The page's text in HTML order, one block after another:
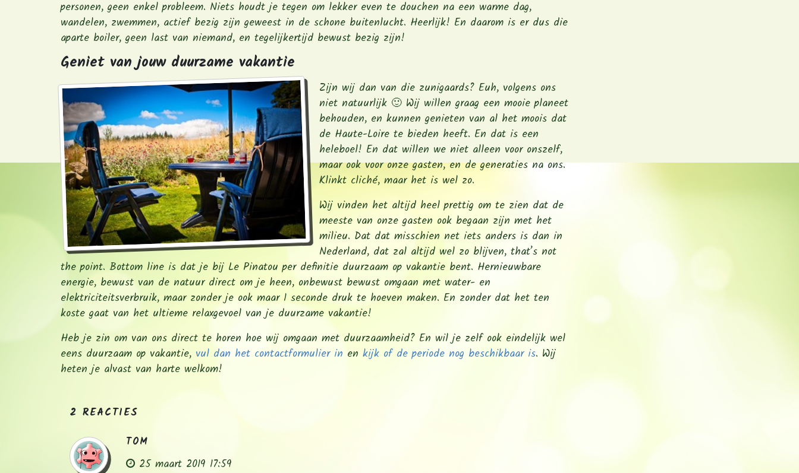
personen, geen enkel probleem. Niets houdt je tegen om lekker even te douchen na een warme dag,
wandelen, zwemmen, actief bezig zijn geweest in de schone buitenlucht. Heerlijk! En daarom is er dus die
aparte boiler, geen last van niemand, en tegelijkertijd bewust bezig zijn!
Geniet van jouw duurzame vakantie
Zijn wij dan van die zunigaards? Euh, volgens ons
niet natuurlijk 🙂 Wij willen graag een mooie planeet
behouden, en kunnen genieten van al het moois dat
de Haute-Loire te bieden heeft. En dat is een
heleboel! En dat willen we niet alleen voor onszelf,
maar ook voor onze gasten, en de generaties na ons.
Klinkt cliché, maar het is wel zo.
Wij vinden het altijd heel prettig om te zien dat de
meeste van onze gasten ook begaan zijn met het
milieu. Dat dat misschien net iets anders is dan in
Nederland, dat zal altijd wel zo blijven, that’s not
the point. Bottom line is dat je bij Le Pinatou per definitie duurzaam op vakantie bent. Hernieuwbare
energie, bewust van de natuur direct om je heen, onbewust bewust omgaan met water- en
elektriciteitsverbruik, maar zonder je ook maar 1 seconde druk te hoeven maken. En zonder dat het ten
koste gaat van het ultieme relaxgevoel van je duurzame vakantie!
Heb je zin om van ons direct te horen hoe wij omgaan met duurzaamheid? En wil je zelf ook eindelijk wel
eens duurzaam op vakantie, vul dan het contactformulier in en kijk of de periode nog beschikbaar is. Wij
heten je alvast van harte welkom!
2 REACTIES
TOM
25 maart 2019 17:59